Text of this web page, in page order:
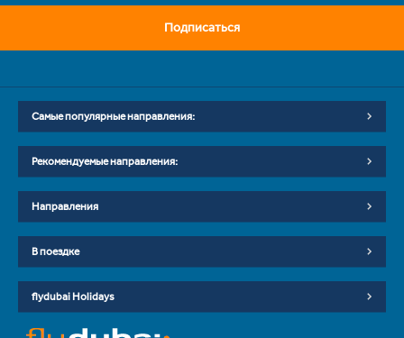
Подписаться
Самые популярные направления:
Рекомендуемые направления:
Направления
В поездке
flydubai Holidays